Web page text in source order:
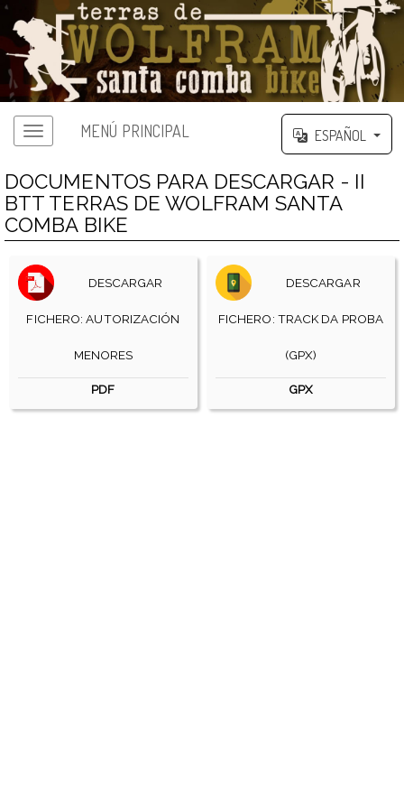
MENÚ PRINCIPAL ESPAÑOL
DOCUMENTOS PARA DESCARGAR - II
BTT TERRAS DE WOLFRAM SANTA
COMBA BIKE
DESCARGAR
FICHERO: AUTORIZACIÓN
MENORES
PDF
DESCARGAR
FICHERO: TRACK DA PROBA
(GPX)
GPX